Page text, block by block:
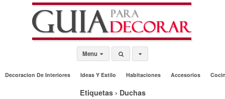
Menu
Decoracion De Interiores Ideas Y Estilo Habitaciones Accesorios
Etiquetas › Duchas